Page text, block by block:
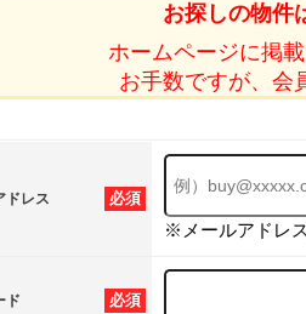
お探しの物件
ホームページに掲
お手数ですが、会
必須
ドレス
※メールアドレ
必須
ド